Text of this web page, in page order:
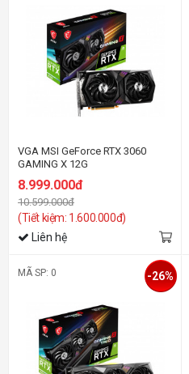
VGA MSI GeForce RTX 3060
GAMING X 12G
8.999.000đ
10.599.000đ
(Tiết kiệm: 1.600.000đ)
Liên hệ
MÃ SP: 0 -26%